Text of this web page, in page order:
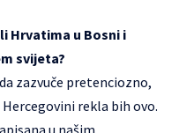
Hrvatima u Bosni i
svijeta?
zazvuče pretenciozno,
rekla bih ovo.
u našim